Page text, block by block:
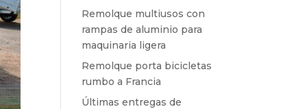
Remolque multiusos con
rampas de aluminio para
maquinaria ligera
Remolque porta bicicletas
rumbo a Francia
Últimas entregas de